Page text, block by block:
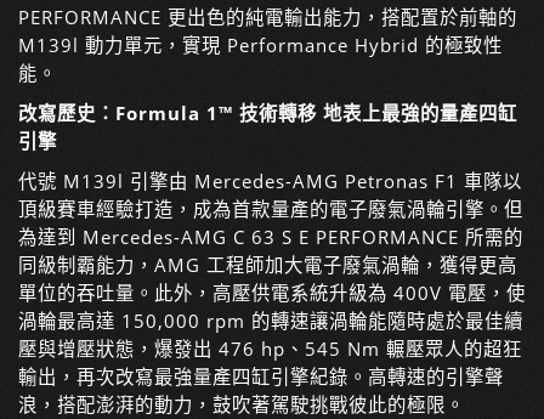
PERFORMANCE 更出色的純電輸出能力，搭配置於前軸的
M139l 動力單元，實現 Performance Hybrid 的極致性
能。
改寫歷史：Formula 1™ 技術轉移 地表上最強的量產四缸
引擎
代號 M139l 引擎由 Mercedes-AMG Petronas F1 車隊以
頂級賽車經驗打造，成為首款量產的電子廢氣渦輪引擎。但
為達到 Mercedes-AMG C 63 S E PERFORMANCE 所需的
同級制霸能力，AMG 工程師加大電子廢氣渦輪，獲得更高
單位的吞吐量。此外，高壓供電系統升級為 400V 電壓，使
渦輪最高達 150,000 rpm 的轉速讓渦輪能隨時處於最佳續
壓與增壓狀態，爆發出 476 hp、545 Nm 輾壓眾人的超狂
輸出，再次改寫最強量產四缸引擎紀錄。高轉速的引擎聲
浪，搭配澎湃的動力，鼓吹著駕駛挑戰彼此的極限。